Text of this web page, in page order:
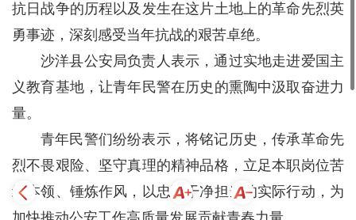
抗日战争的历程以及发生在这片土地上的革命先烈英
勇事迹，深刻感受当年抗战的艰苦卓绝。
沙洋县公安局负责人表示，通过实地走进爱国主
义教育基地，让青年民警在历史的熏陶中汲取奋进力
量。
青年民警们纷纷表示，将铭记历史，传承革命先
烈不畏艰险、坚守真理的精神品格，立足本职岗位苦
练本领、锤炼作风，以忠诚干净担当的实际行动，为